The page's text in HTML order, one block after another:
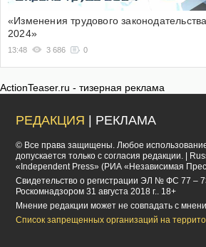
«Изменения трудового
2024»
13:48 3 686 0
ActionTeaser.ru - тизерная реклама
РЕДАКЦИЯ | РЕКЛАМА
© Все права защищены. Любое
допускается только с согласия редакции. |
«Independent Press» (РИА «Независимая
Cвидетельство о регистрации ЭЛ № ФС 77 –
Роскомнадзором 31 августа 2018 г.. 18+
Мнение редакции может не совпадать с
Список запрещенных организаций на